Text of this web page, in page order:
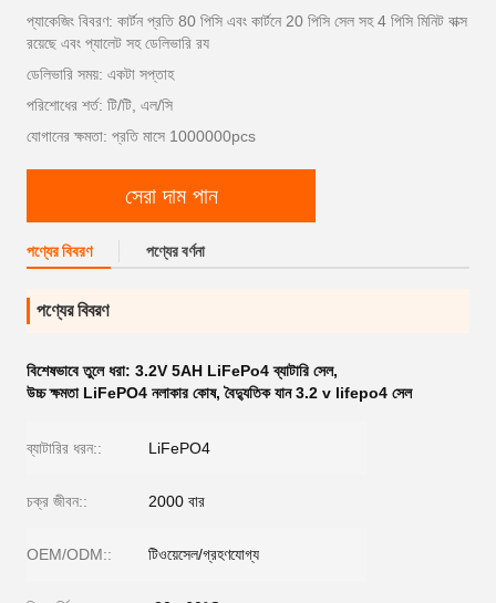
প্যাকেজিং বিবরণ: কার্টন প্রতি 80 পিসি এবং কার্টনে 20 পিসি সেল সহ 4 পিসি মিনিট বাক্স
রয়েছে এবং প্যালেট সহ ডেলিভারি রয
ডেলিভারি সময়: একটা সপ্তাহ
পরিশোধের শর্ত: টি/টি, এল/সি
যোগানের ক্ষমতা: প্রতি মাসে 1000000pcs
সেরা দাম পান
পণ্যের বিবরণ পণ্যের বর্ণনা
পণ্যের বিবরণ
বিশেষভাবে তুলে ধরা: 3.2V 5AH LiFePo4 ব্যাটারি সেল,
উচ্চ ক্ষমতা LiFePO4 নলাকার কোষ,বৈদ্যুতিক যান 3.2 v lifepo4 সেল
ব্যাটারির ধরন:: LiFePO4
চক্র জীবন:: 2000 বার
OEM/ODM:: টিওয়েসেল/গ্রহণযোগ্য